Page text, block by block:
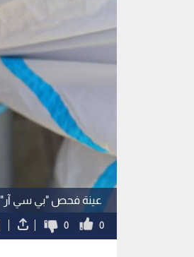
عينة فحص "بي سي آر"
0
0